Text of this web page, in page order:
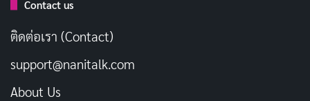
Contact us
ติดต่อเรา (Contact)
support@nanitalk.com
About Us